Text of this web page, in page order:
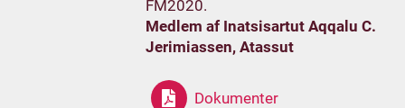
FM2020.
Medlem af Inatsisartut Aqqalu C.
Jerimiassen, Atassut
Dokumenter